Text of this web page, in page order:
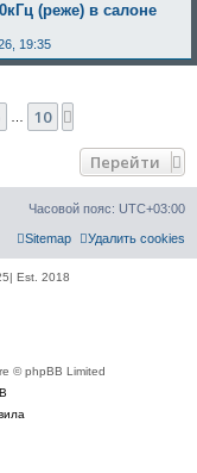
(реже) в салоне
19:35
10
Перейти
Часовой пояс: UTC+03:00
Удалить cookies
Sitemap
Est. 2018
© phpBB Limited